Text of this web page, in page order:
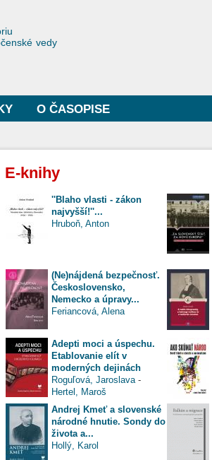
vedy
O ČASOPISE
E-knihy
''Blaho vlasti - zákon
najvyšší!''...
Hruboň, Anton
(Ne)nájdená bezpečnosť.
Československo,
Nemecko a úpravy...
Feriancová, Alena
Adepti moci a úspechu.
Etablovanie elít v
moderných dejinách
Roguľová, Jaroslava -
Hertel, Maroš
Andrej Kmeť a slovenské
národné hnutie. Sondy do
života a...
Hollý, Karol